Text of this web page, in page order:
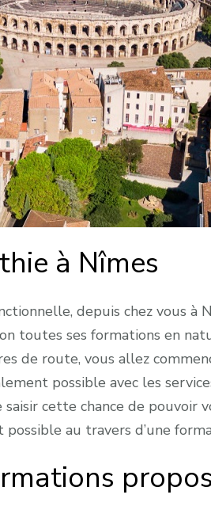
à Nîmes
depuis chez vous à
toutes ses formations en
de route, vous allez
possible avec les
saisir cette chance de
possible au travers d’une